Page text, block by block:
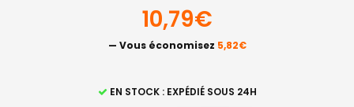
10,79€
— Vous économisez 5,82€
EN STOCK : EXPÉDIÉ SOUS 24H